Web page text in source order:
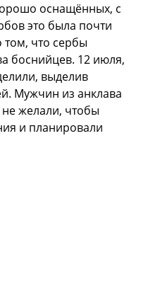
оснащённых, с
это была почти
том, что сербы
боснийцев. 12 июля,
выделив
Мужчин из анклава
желали, чтобы
и планировали